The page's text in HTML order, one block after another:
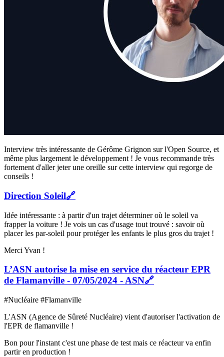
Interview très intéressante de Gérôme Grignon sur l'Open Source, et
même plus largement le développement ! Je vous recommande très
fortement d'aller jeter une oreille sur cette interview qui regorge de
conseils !
Direction Soleil🔗
Idée intéressante : à partir d'un trajet déterminer où le soleil va
frapper la voiture ! Je vois un cas d'usage tout trouvé : savoir où
placer les par-soleil pour protéger les enfants le plus gros du trajet !
Merci Yvan !
L’ASN autorise la mise en service du réacteur EPR
de Flamanville - 07/05/2024 - ASN🔗
#Nucléaire #Flamanville
L'ASN (Agence de Sûreté Nucléaire) vient d'autoriser l'activation de
l'EPR de flamanville !
Bon pour l'instant c'est une phase de test mais ce réacteur va enfin
partir en production !